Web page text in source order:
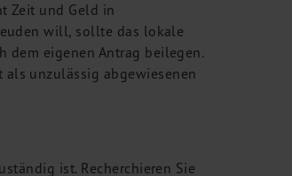
Zeit und Geld in
will, sollte das lokale
dem eigenen Antrag beilegen.
unzulässig abgewiesenen
ist. Recherchieren Sie